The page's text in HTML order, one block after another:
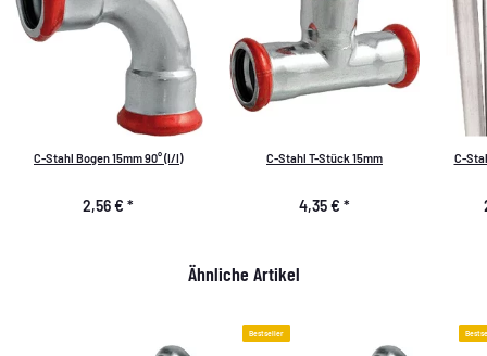
C-Stahl Bogen 15mm 90° (I/I)
2,56 € *
C-Stahl T-Stück 15mm
4,35 € *
C-
Ähnliche Artikel
Bestseller